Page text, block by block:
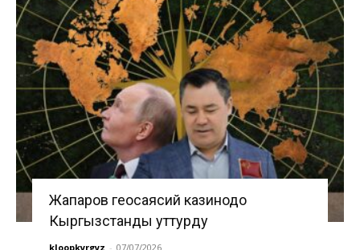
Жапаров геосаясий казинодо
Кыргызстанды уттурду
kloopkyrgyz - 07/07/2026